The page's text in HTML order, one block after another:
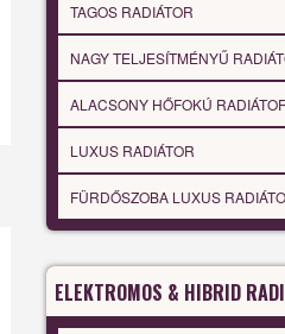
TAGOS RADIÁTOR
NAGY TELJESÍTMÉNYŰ
ALACSONY HŐFOKÚ
LUXUS RADIÁTOR
FÜRDŐSZOBA LUXUS
ELEKTROMOS & HIBRID